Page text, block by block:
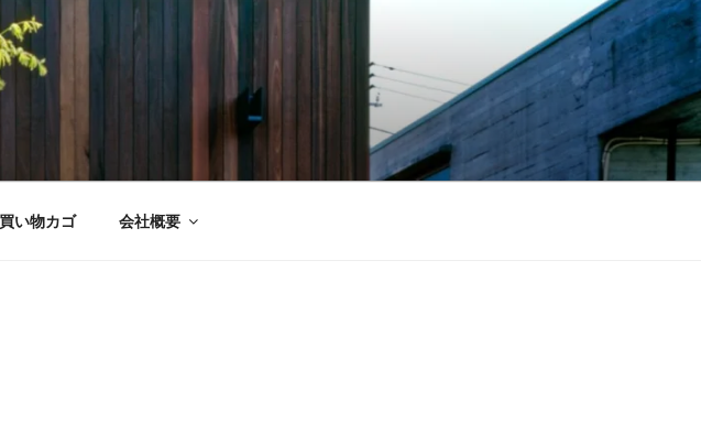
い物カゴ 会社概要